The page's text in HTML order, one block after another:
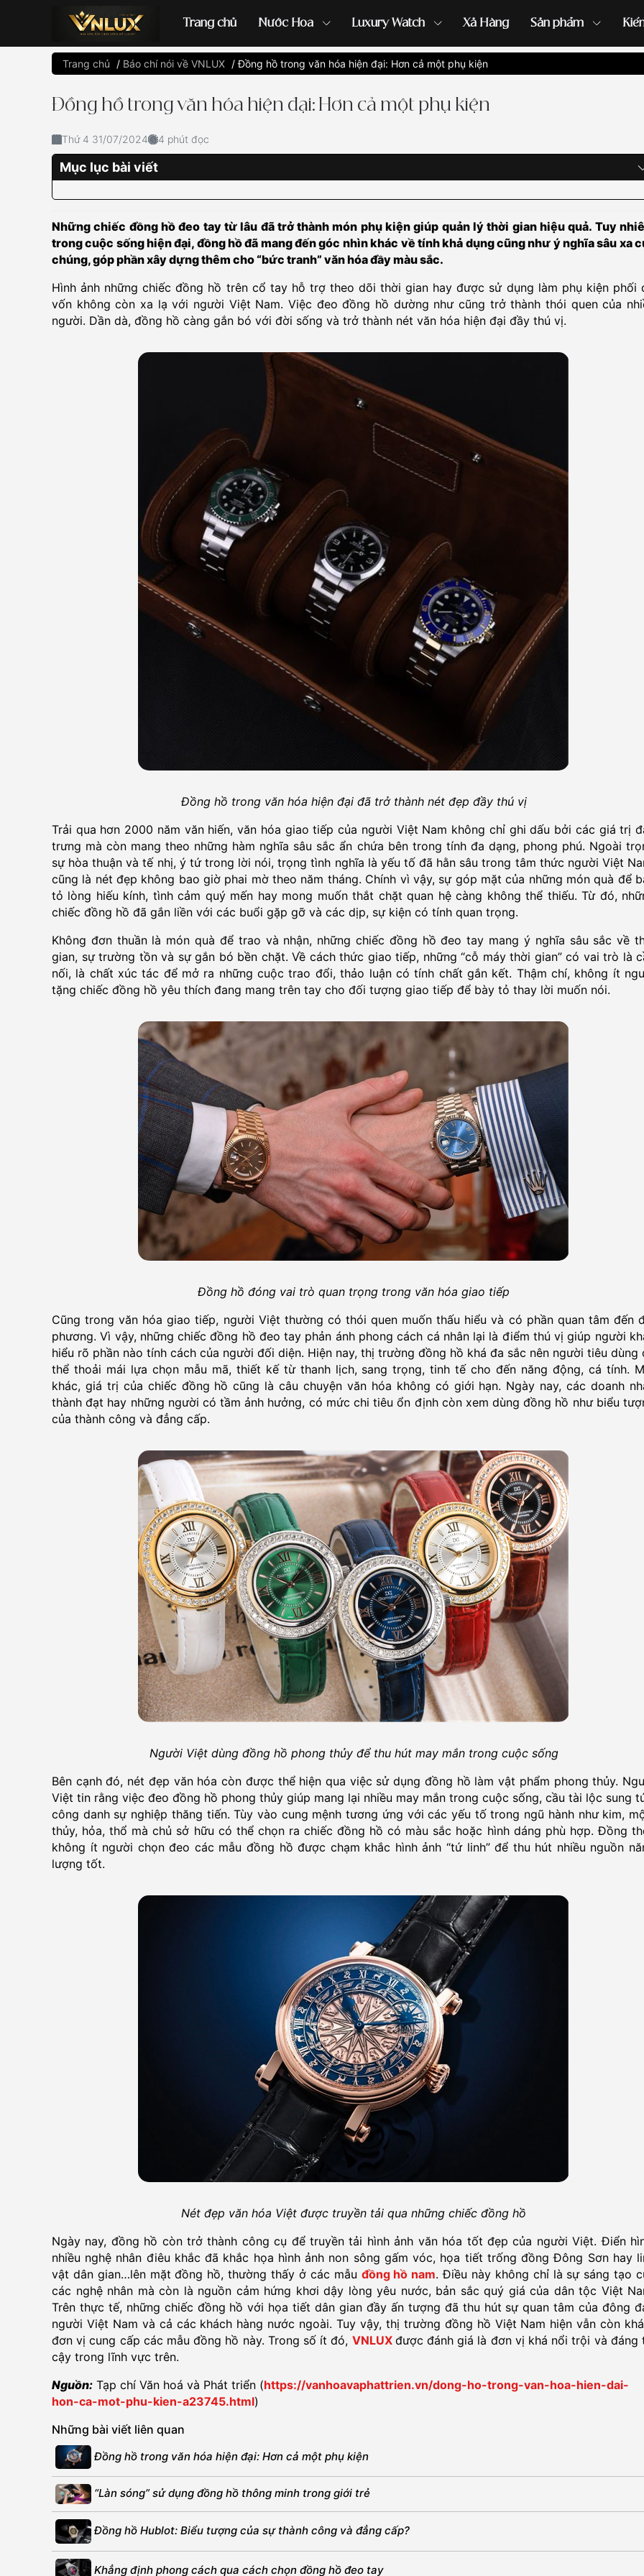
Trang chủ Nước Hoa Luxury Watch Xả Hàng Sản phẩm
Đồng hồ casio đồng hồ G-Shock đồng hồ Orient ...
Trang chủ / Báo chí nói về VNLUX /Đồng hồ trong văn hóa hiện đại: Hơn cả một phụ kiện
Đồng hồ trong văn hóa hiện đại: Hơn cả một phụ kiện
Thứ 4 31/07/2024 4 phút đọc
Mục lục bài viết
Những chiếc đồng hồ đeo tay từ lâu đã trở thành món phụ kiện giúp quản lý thời gian hiệu quả. Tuy
trong cuộc sống hiện đại, đồng hồ đã mang đến góc nhìn khác về tính khả dụng cũng như ý nghĩa sâu xa
chúng, góp phần xây dựng thêm cho “bức tranh” văn hóa đầy màu sắc.
Hình ảnh những chiếc đồng hồ trên cổ tay hỗ trợ theo dõi thời gian hay được sử dụng làm phụ kiện phối
vốn không còn xa lạ với người Việt Nam. Việc đeo đồng hồ dường như cũng trở thành thói quen của
người. Dần dà, đồng hồ càng gắn bó với đời sống và trở thành nét văn hóa hiện đại đầy thú vị.
Đồng hồ trong văn hóa hiện đại đã trở thành nét đẹp đầy thú vị
Trải qua hơn 2000 năm văn hiến, văn hóa giao tiếp của người Việt Nam không chỉ ghi dấu bởi các giá trị
trưng mà còn mang theo những hàm nghĩa sâu sắc ẩn chứa bên trong tính đa dạng, phong phú. Ngoài
sự hòa thuận và tế nhị, ý tứ trong lời nói, trọng tình nghĩa là yếu tố đã hằn sâu trong tâm thức người Việt
cũng là nét đẹp không bao giờ phai mờ theo năm tháng. Chính vì vậy, sự góp mặt của những món quà để
tỏ lòng hiếu kính, tình cảm quý mến hay mong muốn thắt chặt quan hệ càng không thể thiếu. Từ đó,
chiếc đồng hồ đã gắn liền với các buổi gặp gỡ và các dịp, sự kiện có tính quan trọng.
Không đơn thuần là món quà để trao và nhận, những chiếc đồng hồ đeo tay mang ý nghĩa sâu sắc về
gian, sự trường tồn và sự gắn bó bền chặt. Về cách thức giao tiếp, những “cỗ máy thời gian” có vai trò là
nối, là chất xúc tác để mở ra những cuộc trao đổi, thảo luận có tính chất gắn kết. Thậm chí, không ít
tặng chiếc đồng hồ yêu thích đang mang trên tay cho đối tượng giao tiếp để bày tỏ thay lời muốn nói.
Đồng hồ đóng vai trò quan trọng trong văn hóa giao tiếp
Cũng trong văn hóa giao tiếp, người Việt thường có thói quen muốn thấu hiểu và có phần quan tâm đến
phương. Vì vậy, những chiếc đồng hồ đeo tay phản ánh phong cách cá nhân lại là điểm thú vị giúp người
hiểu rõ phần nào tính cách của người đối diện. Hiện nay, thị trường đồng hồ khá đa sắc nên người tiêu dùng
thể thoải mái lựa chọn mẫu mã, thiết kế từ thanh lịch, sang trọng, tinh tế cho đến năng động, cá tính.
khác, giá trị của chiếc đồng hồ cũng là câu chuyện văn hóa không có giới hạn. Ngày nay, các doanh
thành đạt hay những người có tầm ảnh hưởng, có mức chi tiêu ổn định còn xem dùng đồng hồ như biểu
của thành công và đẳng cấp.
Người Việt dùng đồng hồ phong thủy để thu hút may mắn trong cuộc sống
Bên cạnh đó, nét đẹp văn hóa còn được thể hiện qua việc sử dụng đồng hồ làm vật phẩm phong thủy.
Việt tin rằng việc đeo đồng hồ phong thủy giúp mang lại nhiều may mắn trong cuộc sống, cầu tài lộc sung
công danh sự nghiệp thăng tiến. Tùy vào cung mệnh tương ứng với các yếu tố trong ngũ hành như kim,
thủy, hỏa, thổ mà chủ sở hữu có thể chọn ra chiếc đồng hồ có màu sắc hoặc hình dáng phù hợp. Đồng
không ít người chọn đeo các mẫu đồng hồ được chạm khắc hình ảnh “tứ linh” để thu hút nhiều nguồn
lượng tốt.
Nét đẹp văn hóa Việt được truyền tải qua những chiếc đồng hồ
Ngày nay, đồng hồ còn trở thành công cụ để truyền tải hình ảnh văn hóa tốt đẹp của người Việt. Điển
nhiều nghệ nhân điêu khắc đã khắc họa hình ảnh non sông gấm vóc, họa tiết trống đồng Đông Sơn hay
vật dân gian…lên mặt đồng hồ, thường thấy ở các mẫu đồng hồ nam. Điều này không chỉ là sự sáng tạo
các nghệ nhân mà còn là nguồn cảm hứng khơi dậy lòng yêu nước, bản sắc quý giá của dân tộc Việt
Trên thực tế, những chiếc đồng hồ với họa tiết dân gian đầy ấn tượng đã thu hút sự quan tâm của đông
người Việt Nam và cả các khách hàng nước ngoài. Tuy vậy, thị trường đồng hồ Việt Nam hiện vẫn còn
đơn vị cung cấp các mẫu đồng hồ này. Trong số ít đó, VNLUX được đánh giá là đơn vị khá nổi trội và đáng
cậy trong lĩnh vực trên.
Nguồn: Tạp chí Văn hoá và Phát triển (https://vanhoavaphattrien.vn/dong-ho-trong-van-hoa-hien-dai-
hon-ca-mot-phu-kien-a23745.html)
Những bài viết liên quan
Đồng hồ trong văn hóa hiện đại: Hơn cả một phụ kiện
“Làn sóng” sử dụng đồng hồ thông minh trong giới trẻ
Đồng hồ Hublot: Biểu tượng của sự thành công và đẳng cấp?
Khẳng định phong cách qua cách chọn đồng hồ đeo tay